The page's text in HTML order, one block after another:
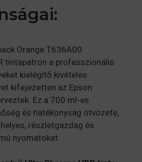
Orange T636A00
tintapatron a professzionális
kielégítő kivételes
kifejezetten az Epson
Ez a 700 ml-es
és hatékonyság ötvözete,
részletgazdag és
nyomatokat.